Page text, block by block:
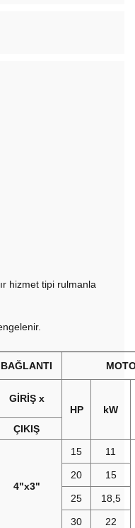
hizmet tipi rulmanla
dengelenir.
BAĞLANTI
GİRİŞ x
HP
kW
ÇIKIŞ
4"x3"
15 11
20 15
25 18,5
30 22